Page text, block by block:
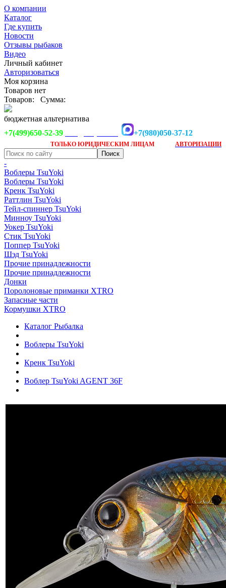
О компании
Каталог
Где купить
Новости
Отзывы рыбаков
Видео
Личный кабинет
Авторизоваться
Моя корзина
Товаров нет
Товаров:
Сумма:
бюджетная альтернатива
+7(499)650-52-39
+7(980)050-37-12
ТОЛЬКО ЮРИДИЧЕСКИМ ЛИЦАМ АВТОРИЗАЦИИ
-
Воблеры TsuYoki
Воблеры TsuYoki
Кренк TsuYoki
Раттлин TsuYoki
Тейл-спиннер TsuYoki
Минноу TsuYoki
Уокер TsuYoki
Стик TsuYoki
Поппер TsuYoki
Шэд TsuYoki
Прочие принадлежности
Прочие принадлежности
Донки
Поролоновые приманки XTRO
Запасные части
Кормушки XTRO
Каталог Рыбалка
Воблеры TsuYoki
Кренк TsuYoki
Воблер TsuYoki AGENT 36F